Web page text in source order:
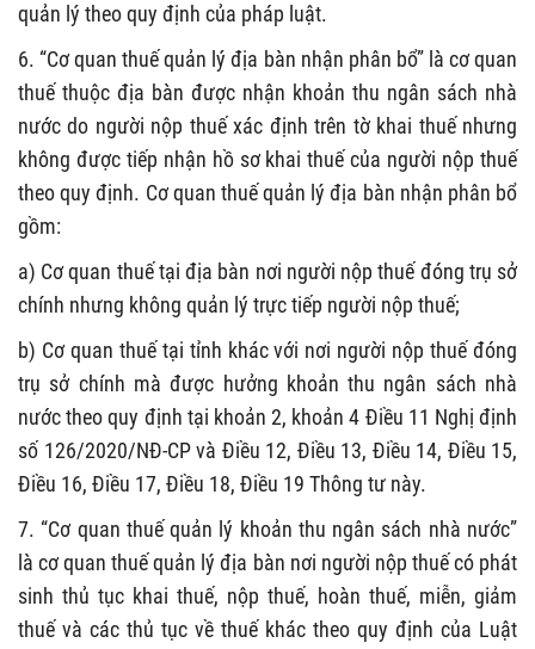
quản lý theo quy định của pháp luật.
6. “Cơ quan thuế quản lý địa bàn nhận phân bổ” là cơ quan
thuế thuộc địa bàn được nhận khoản thu ngân sách nhà
nước do người nộp thuế xác định trên tờ khai thuế nhưng
không được tiếp nhận hồ sơ khai thuế của người nộp thuế
theo quy định. Cơ quan thuế quản lý địa bàn nhận phân bổ
gồm:
a) Cơ quan thuế tại địa bàn nơi người nộp thuế đóng trụ sở
chính nhưng không quản lý trực tiếp người nộp thuế;
b) Cơ quan thuế tại tỉnh khác với nơi người nộp thuế đóng
trụ sở chính mà được hưởng khoản thu ngân sách nhà
nước theo quy định tại khoản 2, khoản 4 Điều 11 Nghị định
số 126/2020/NĐ-CP và Điều 12, Điều 13, Điều 14, Điều 15,
Điều 16, Điều 17, Điều 18, Điều 19 Thông tư này.
7. “Cơ quan thuế quản lý khoản thu ngân sách nhà nước”
là cơ quan thuế quản lý địa bàn nơi người nộp thuế có phát
sinh thủ tục khai thuế, nộp thuế, hoàn thuế, miễn, giảm
thuế và các thủ tục về thuế khác theo quy định của Luật